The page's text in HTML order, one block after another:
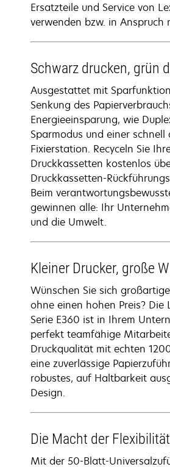
Ersatzteile und Service von
verwenden bzw. in Anspruch
Schwarz drucken, grün
Ausgestattet mit
Senkung des
Energieeinsparung, wie
Sparmodus und einer
Fixierstation. Recyceln Sie
Druckkassetten kostenlos
Druckkassetten-
Beim
gewinnen alle: Ihr
und die Umwelt.
Kleiner Drucker, große
Wünschen Sie sich
ohne einen hohen Preis? Die
Serie E360 ist in Ihrem
perfekt teamfähige
Druckqualität mit echten
eine zuverlässige
robustes, auf Haltbarkeit
Design.
Die Macht der Flexibilität
Mit der 50-Blatt-